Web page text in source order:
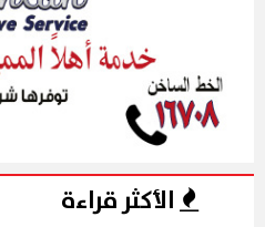
الأكثر قراءة